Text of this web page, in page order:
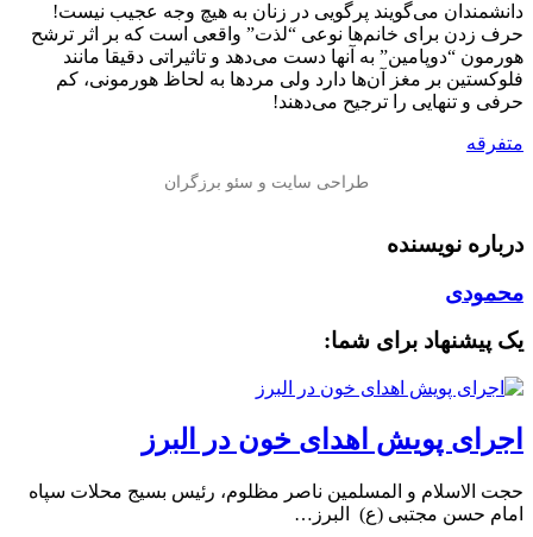
دانشمندان می‌گویند پرگویی در زنان به هیچ وجه عجیب نیست!
حرف زدن برای خانم‌ها نوعی “لذت” واقعی است که بر اثر ترشح
هورمون “دوپامین” به آنها دست می‌دهد و تاثیراتی دقیقا مانند
فلوکستین بر مغز آن‌ها دارد ولی مردها به لحاظ هورمونی، کم
حرفی و تنهایی را ترجیح می‌دهند!
متفرقه
درباره نویسنده
محمودی
یک پیشنهاد برای شما:
اجرای پویش اهدای خون در البرز
حجت الاسلام و المسلمین ناصر مظلوم، رئیس بسیج محلات سپاه
امام حسن مجتبی (ع) البرز…